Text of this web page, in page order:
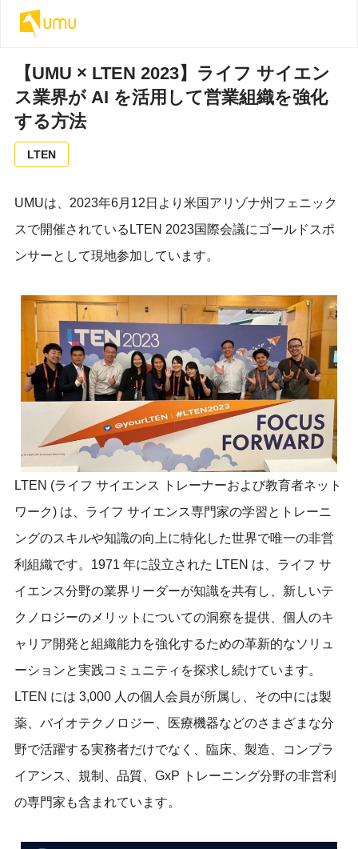
【UMU × LTEN 2023】ライフ サイエン
ス業界が AI を活用して営業組織を強化
する方法
LTEN
UMUは、2023年6月12日より米国アリゾナ州フェニック
スで開催されているLTEN 2023国際会議にゴールドスポ
ンサーとして現地参加しています。
LTEN (ライフ サイエンス トレーナーおよび教育者ネット
ワーク) は、ライフ サイエンス専門家の学習とトレーニ
ングのスキルや知識の向上に特化した世界で唯一の非営
利組織です。1971 年に設立された LTEN は、ライフ サ
イエンス分野の業界リーダーが知識を共有し、新しいテ
クノロジーのメリットについての洞察を提供、個人のキ
ャリア開発と組織能力を強化するための革新的なソリュ
ーションと実践コミュニティを探求し続けています。
LTEN には 3,000 人の個人会員が所属し、その中には製
薬、バイオテクノロジー、医療機器などのさまざまな分
野で活躍する実務者だけでなく、臨床、製造、コンプラ
イアンス、規制、品質、GxP トレーニング分野の非営利
の専門家も含まれています。